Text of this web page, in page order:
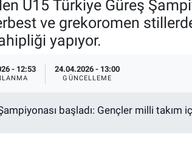
U15 Türkiye Güreş
ve grekoromen
yapıyor.
- 12:53 24.04.2026 - 13:00
GÜNCELLEME